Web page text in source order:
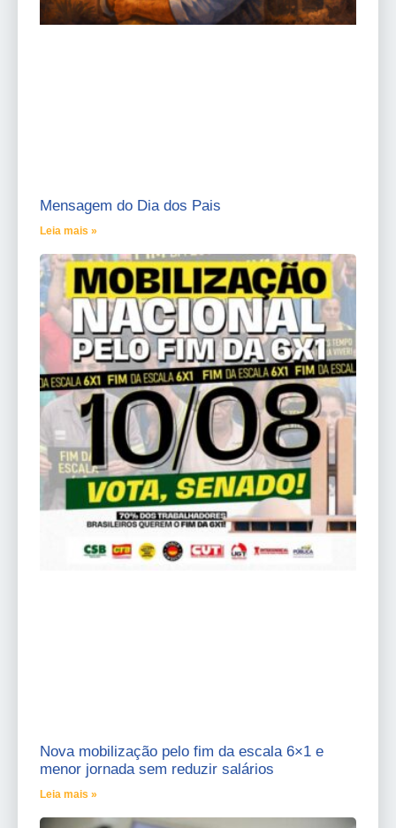
Mensagem do Dia dos Pais
Leia mais »
Nova mobilização pelo fim da escala 6×1 e
menor jornada sem reduzir salários
Leia mais »